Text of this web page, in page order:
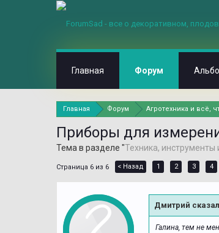
Главная Форум Агротехника и всё,
Приборы для
Тема в разделе "Техника,
Страница 6 из 6 < Назад 1 2 3 4
Дмитрий
Галина, тем не
Главная Форум